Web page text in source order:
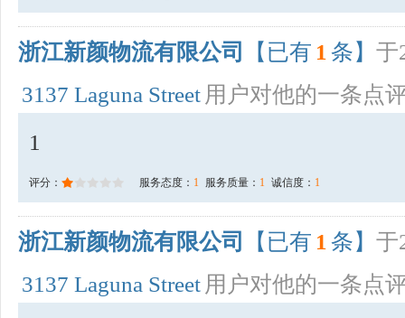
浙江新颜物流有限公司 【已有 1 条】 于
3137 Laguna Street 用户对他的一条点
1
评分： 服务态度： 1 服务质量： 1 诚信度： 1
浙江新颜物流有限公司 【已有 1 条】 于
3137 Laguna Street 用户对他的一条点